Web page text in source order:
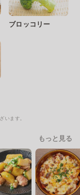
ブロッコリー
います。
もっと見る